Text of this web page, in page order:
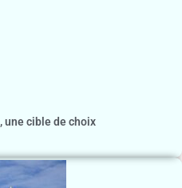
cible de choix